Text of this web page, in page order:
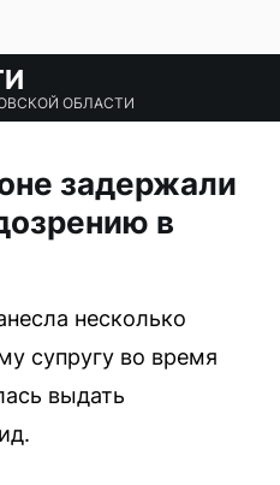
ОБЛАСТИ
задержали
в
несколько
супругу во время
выдать